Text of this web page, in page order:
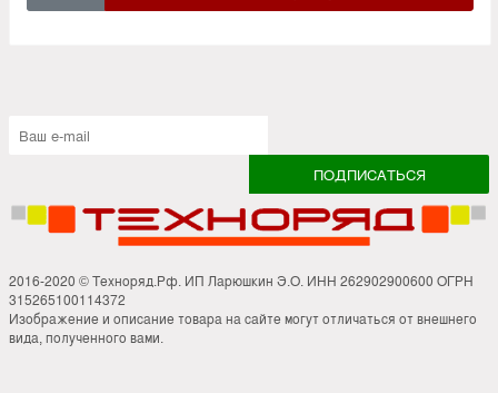
2016-2020 © Техноряд.Рф. ИП Ларюшкин Э.О. ИНН 262902900600 ОГРН
315265100114372
Изображение и описание товара на сайте могут отличаться от внешнего
вида, полученного вами.